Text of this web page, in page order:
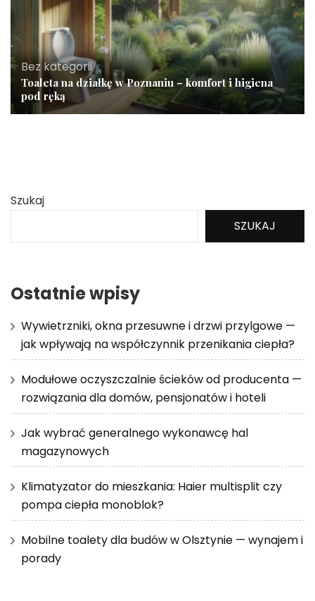
Bez kategorii
Toaleta na działkę w Poznaniu – komfort i higiena
pod ręką
Szukaj
SZUKAJ
Ostatnie wpisy
Wywietrzniki, okna przesuwne i drzwi przylgowe —
jak wpływają na współczynnik przenikania ciepła?
Modułowe oczyszczalnie ścieków od producenta —
rozwiązania dla domów, pensjonatów i hoteli
Jak wybrać generalnego wykonawcę hal
magazynowych
Klimatyzator do mieszkania: Haier multisplit czy
pompa ciepła monoblok?
Mobilne toalety dla budów w Olsztynie — wynajem i
porady